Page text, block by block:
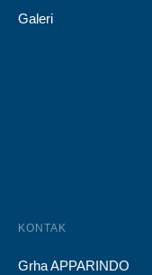
Galeri
KONTAK
Grha APPARINDO